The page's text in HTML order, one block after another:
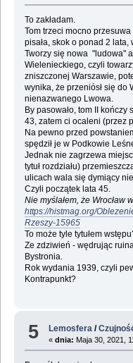
To zakładam.
Tom trzeci mocno
pisała, skok o ponad 2 lata,
Tworzy się nowa "ludowa"
Wielenieckiego, czyli
zniszczonej Warszawie,
wynika, że przeniósł się do
nienazwanego Lwowa.
By pasowało, tom II
43, zatem ci ocaleni (przez
Na pewno przed
spędził je w Podkowie
Jednak nie zagrzewa
tytuł rozdziału)
ulicach wala się dymiący
Czyli początek lata 45.
Nie myślałem, że Wrocław
https://histmag.org/
Rzeszy-15965
To może tyle tytułem
Ze zdziwień - wędrując
Bystronia.
Rok wydania 1939, czyli
Kontrapunkt?
5 Lemosfera /
«dnia: Maja 30, 2021,